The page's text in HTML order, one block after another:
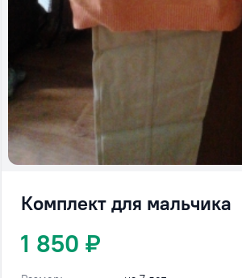
Комплект для мальчика
1 850 ₽